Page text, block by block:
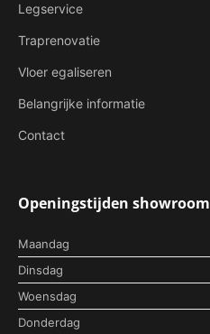
Legservice
Traprenovatie
Vloer egaliseren
Belangrijke informatie
Contact
Openingstijden showroom
Maandag
Dinsdag
Woensdag
Donderdag